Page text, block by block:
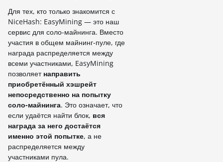
Для тех, кто только знакомится с
NiceHash: EasyMining — это наш
сервис для соло-майнинга. Вместо
участия в общем майнинг-пуле, где
награда распределяется между
всеми участниками, EasyMining
позволяет направить
приобретённый хэшрейт
непосредственно на попытку
соло-майнинга. Это означает, что
если удаётся найти блок, вся
награда за него достаётся
именно этой попытке, а не
распределяется между
участниками пула.